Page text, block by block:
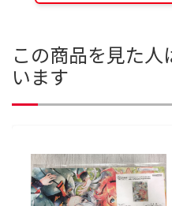
この商品を見た
います